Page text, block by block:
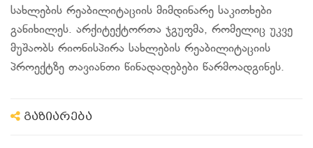
სახლების რეაბილიტაციის მიმდინარე საკითხები
განიხილეს. არქიტექტორთა ჯგუფმა, რომელიც უკვე
მუშაობს რიონისპირა სახლების რეაბილიტაციის
პროექტზე თავიანთი წინადადებები წარმოადგინეს.
გაზიარება